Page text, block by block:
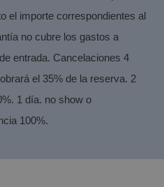
el importe correspondientes al
no cubre los gastos a
entrada. Cancelaciones 4
el 35% de la reserva. 2
1 día. no show o
100%.